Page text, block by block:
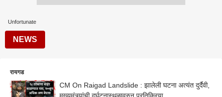
Unfortunate
NEWS
रायगड
CM On Raigad Landslide : झालेली घटना अत्यंत दुर्दैवी,